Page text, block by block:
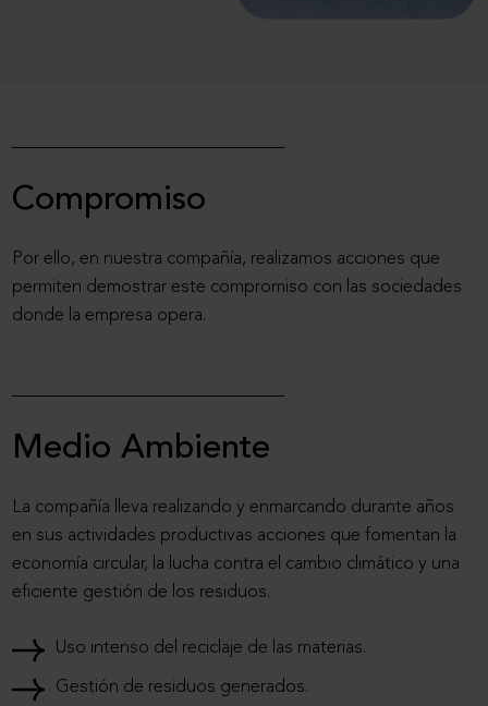
Compromiso
Por ello, en nuestra compañía, realizamos acciones que
permiten demostrar este compromiso con las sociedades
donde la empresa opera.
Medio Ambiente
La compañía lleva realizando y enmarcando durante años
en sus actividades productivas acciones que fomentan la
economía circular, la lucha contra el cambio climático y una
eficiente gestión de los residuos.
Uso intenso del reciclaje de las materias.
Gestión de residuos generados.